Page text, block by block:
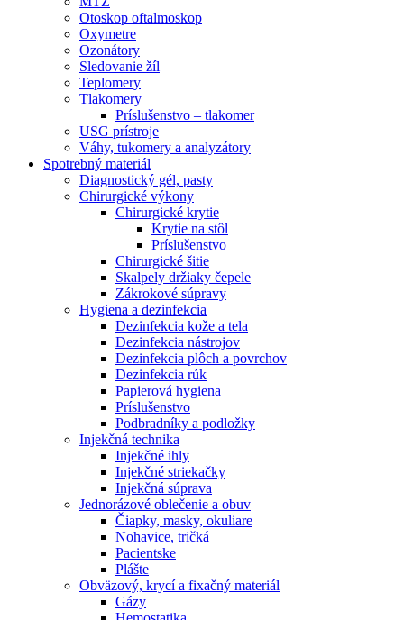
Otoskop oftalmoskop
Oxymetre
Ozonátory
Sledovanie žíl
Teplomery
Tlakomery
Príslušenstvo – tlakomer
USG prístroje
Váhy, tukomery a analyzátory
Spotrebný materiál
Diagnostický gél, pasty
Chirurgické výkony
Chirurgické krytie
Krytie na stôl
Príslušenstvo
Chirurgické šitie
Skalpely držiaky čepele
Zákrokové súpravy
Hygiena a dezinfekcia
Dezinfekcia kože a tela
Dezinfekcia nástrojov
Dezinfekcia plôch a povrchov
Dezinfekcia rúk
Papierová hygiena
Príslušenstvo
Podbradníky a podložky
Injekčná technika
Injekčné ihly
Injekčné striekačky
Injekčná súprava
Jednorázové oblečenie a obuv
Čiapky, masky, okuliare
Nohavice, tričká
Pacientske
Plášte
Obväzový, krycí a fixačný materiál
Gázy